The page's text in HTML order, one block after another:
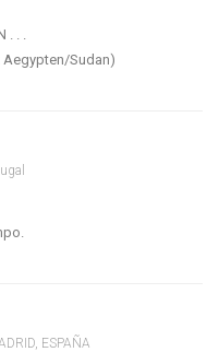
. . .
Aegypten/Sudan)
ESPAÑA